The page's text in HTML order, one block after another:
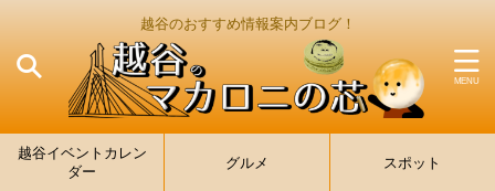
越谷のおすすめ情報案内ブログ！
越谷イベントカレン
ダー
グルメ スポット